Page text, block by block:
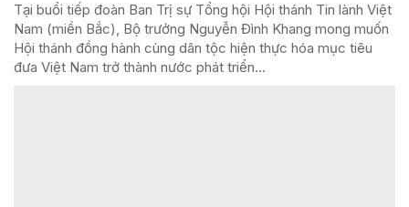
Tại buổi tiếp đoàn Ban Trị sự Tổng hội Hội thánh Tin lành Việt
Nam (miền Bắc), Bộ trưởng Nguyễn Đình Khang mong muốn
Hội thánh đồng hành cùng dân tộc hiện thực hóa mục tiêu
đưa Việt Nam trở thành nước phát triển...